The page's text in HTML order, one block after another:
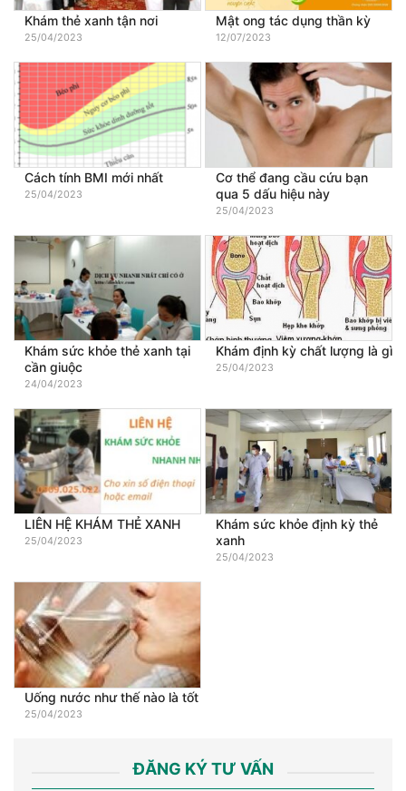
Khám thẻ xanh tận nơi
25/04/2023
Mật ong tác dụng thần kỳ
12/07/2023
Cách tính BMI mới nhất
25/04/2023
Cơ thể đang cầu cứu bạn
qua 5 dấu hiệu này
25/04/2023
Khám sức khỏe thẻ xanh tại
cần giuộc
24/04/2023
Khám định kỳ chất lượng là gì
25/04/2023
LIÊN HỆ KHÁM THẺ XANH
25/04/2023
Khám sức khỏe định kỳ thẻ
xanh
25/04/2023
Uống nước như thế nào là tốt
25/04/2023
ĐĂNG KÝ TƯ VẤN